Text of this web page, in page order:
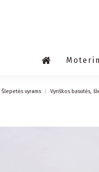
Šlepetės vyrams Vyriškos basutės,